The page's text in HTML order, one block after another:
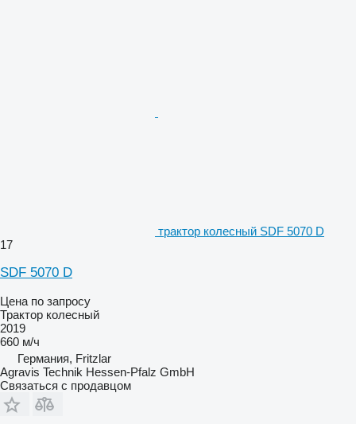
трактор колесный SDF 5070 D
17
SDF 5070 D
Цена по запросу
Трактор колесный
2019
660 м/ч
Германия, Fritzlar
Agravis Technik Hessen-Pfalz GmbH
Связаться с продавцом